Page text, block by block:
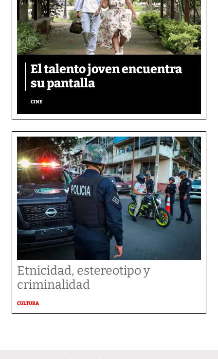
El talento joven encuentra
su pantalla​
CINE
Etnicidad, estereotipo y
criminalidad
CULTURA